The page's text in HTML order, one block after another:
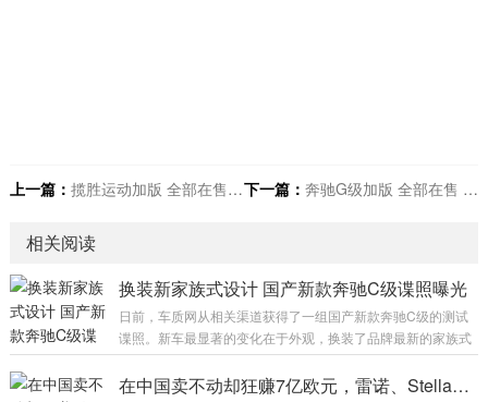
上一篇： 揽胜运动加版 全部在售 2021款 2020款 2019款 2018款 2017款现购揽胜运动加版享9万优惠 最低80万 下一篇： 奔驰G级加版 全部在售 2025款 2024款 2023款 2022款 2021款 2020款现购奔驰G级加版享25万优惠 售全国
相关阅读
换装新家族式设计 国产新款奔驰C级谍照曝光
日前，车质网从相关渠道获得了一组国产新款奔驰C级的测试
谍照。新车最显著的变化在于外观，换装了品牌最新的家族式
设计语言，前脸大尺寸盾形前格栅尤为吸睛。 从此次曝光的谍
照来看，测试车前脸采用大嘴式前格栅，轮廓与全新奔驰C级在中国卖不动却狂赚7亿欧元，雷诺、Stellantis给中国车市上了一课